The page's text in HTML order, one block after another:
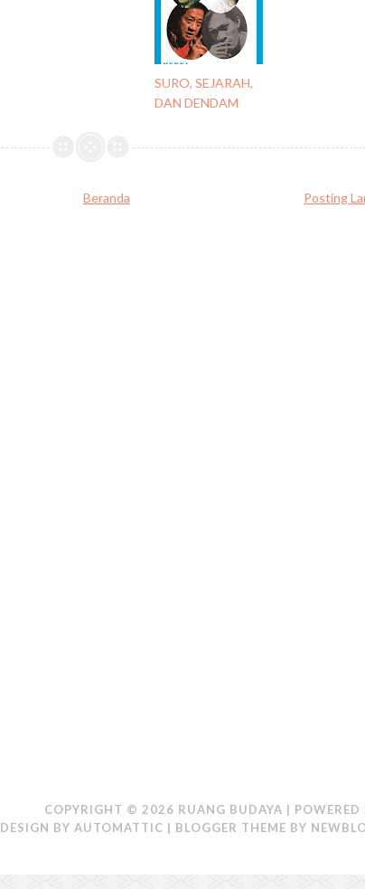
SURO, SEJARAH,
DAN DENDAM
Posting
Beranda
COPYRIGHT © 2026 RUANG BUDAYA | POWERED
DESIGN BY AUTOMATTIC | BLOGGER THEME BY